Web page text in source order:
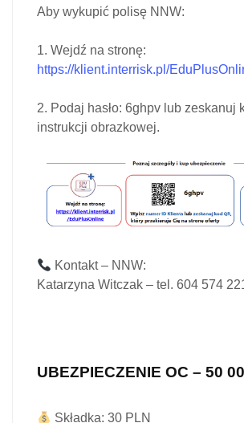
Aby wykupić polisę NNW:
1. Wejdź na stronę:
https://klient.interrisk.pl/
2. Podaj hasło: 6ghpv lub zeskanuj
instrukcji obrazkowej.
Kontakt – NNW:
Katarzyna Witczak – tel. 604 574
UBEZPIECZENIE OC – 50
Składka: 30 PLN